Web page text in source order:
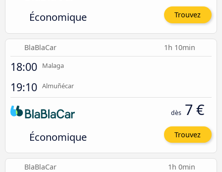
Économique Trouvez
BlaBlaCar 1h 10min
18:00 Malaga
19:10 Almuñécar
Économique
dès 7 €
Trouvez
BlaBlaCar 1h 0min